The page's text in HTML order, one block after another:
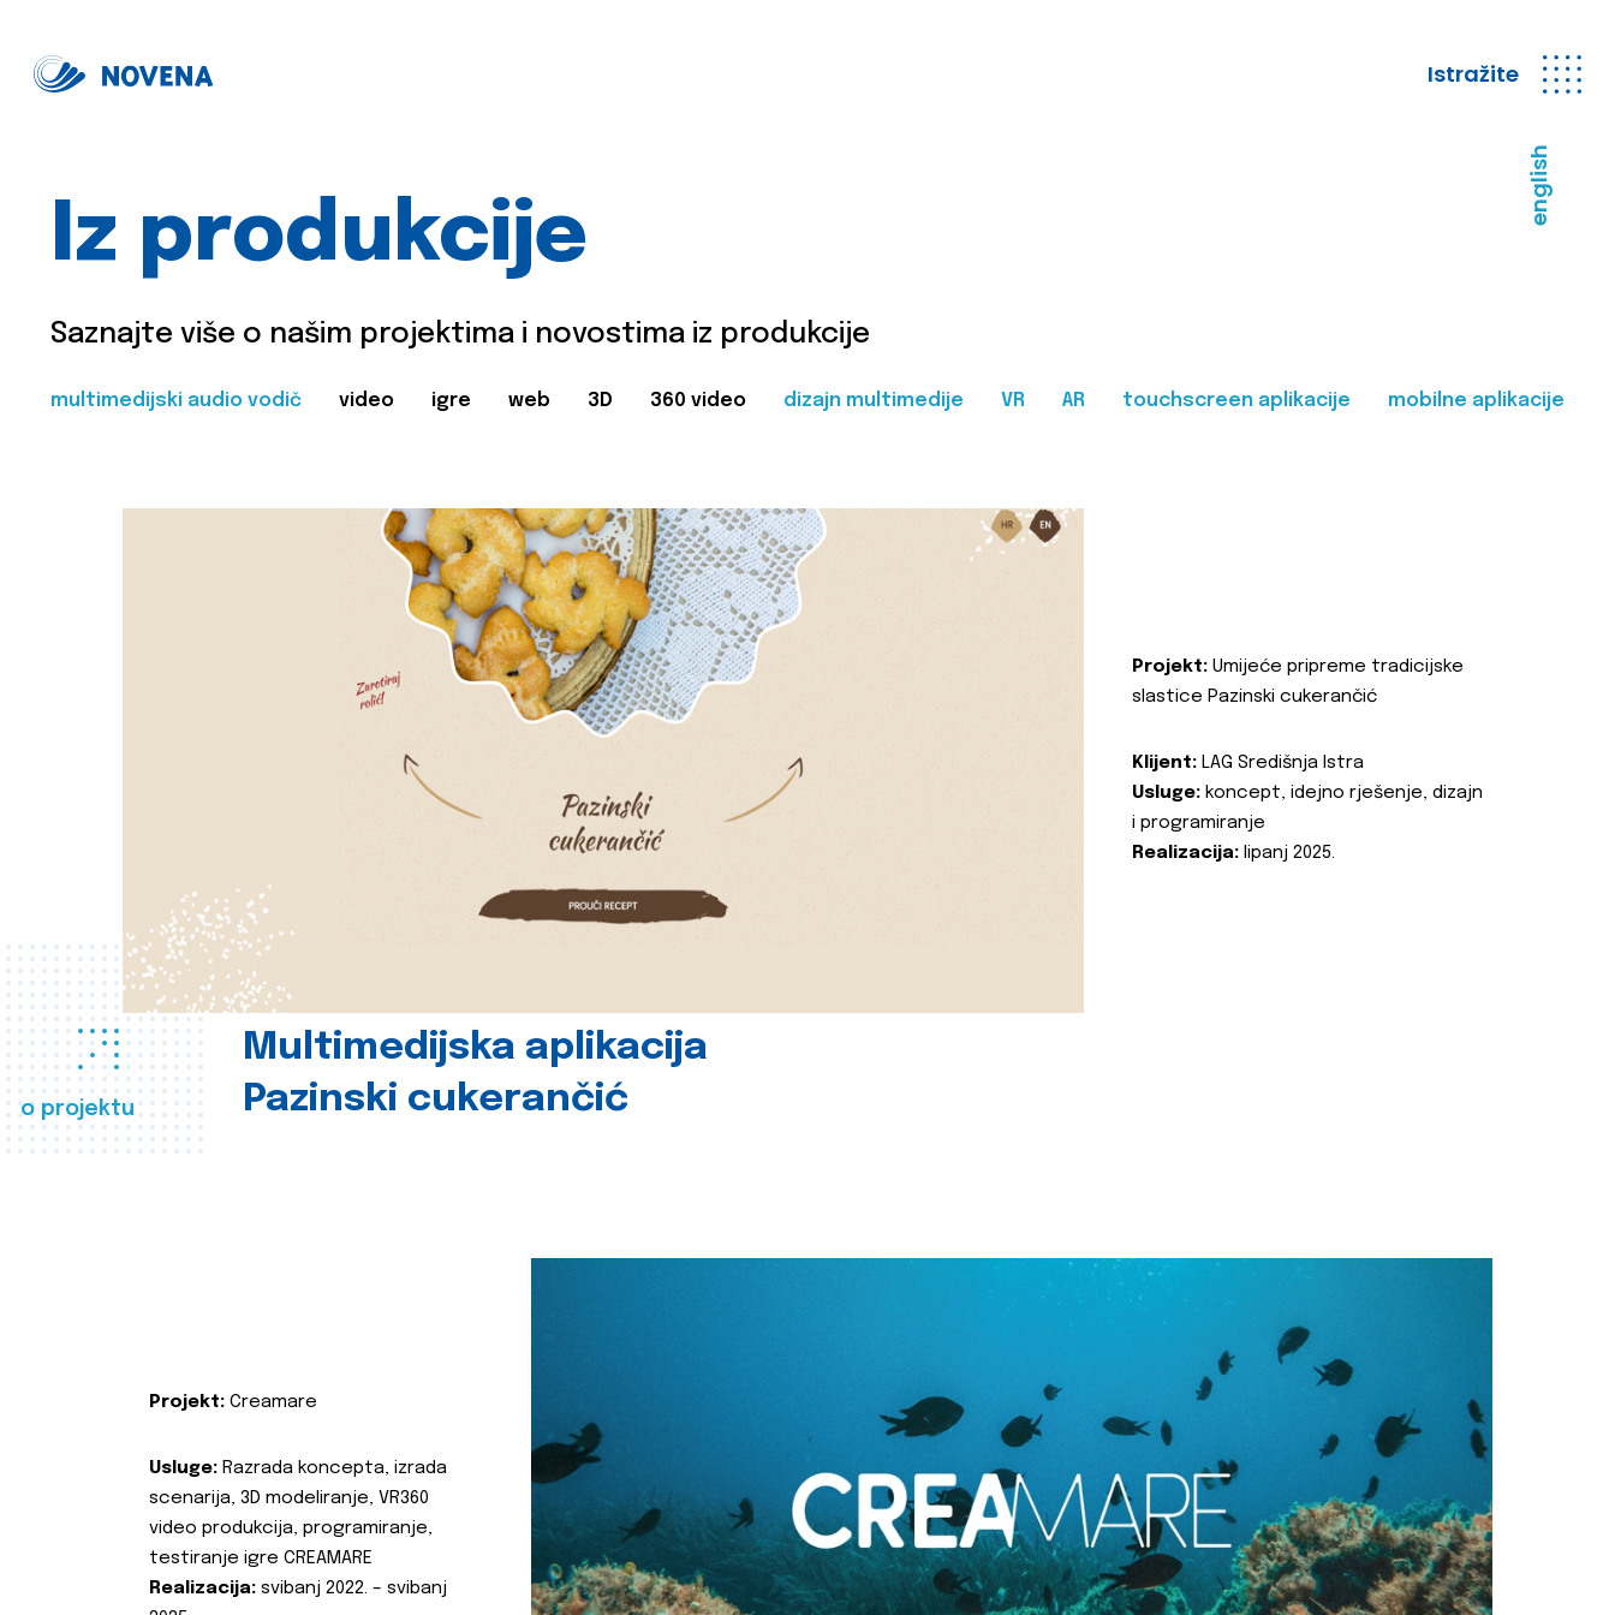
Istražite
english
Iz produkcije
Saznajte više o našim projektima i novostima iz produkcije
multimedijski audio vodič video igre web 3D 360 video dizajn multimedije VR AR touchscreen aplikacije mobilne aplikacije
o projektu
Multimedijska aplikacija
Pazinski cukerančić
Projekt: Umijeće pripreme tradicijske
slastice Pazinski cukerančić
Klijent: LAG Središnja Istra
Usluge: koncept, idejno rješenje, dizajn
i programiranje
Realizacija: lipanj 2025.
Projekt: Creamare
Usluge: Razrada koncepta, izrada
scenarija, 3D modeliranje, VR360
video produkcija, programiranje,
testiranje igre CREAMARE
Realizacija: svibanj 2022. – svibanj